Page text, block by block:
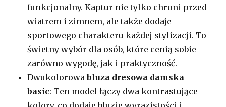
funkcjonalny. Kaptur nie tylko chroni przed
wiatrem i zimnem, ale także dodaje
sportowego charakteru każdej stylizacji. To
świetny wybór dla osób, które cenią sobie
zarówno wygodę, jak i praktyczność.
Dwukolorowabluza dresowa damska
basic: Ten model łączy dwa kontrastujące